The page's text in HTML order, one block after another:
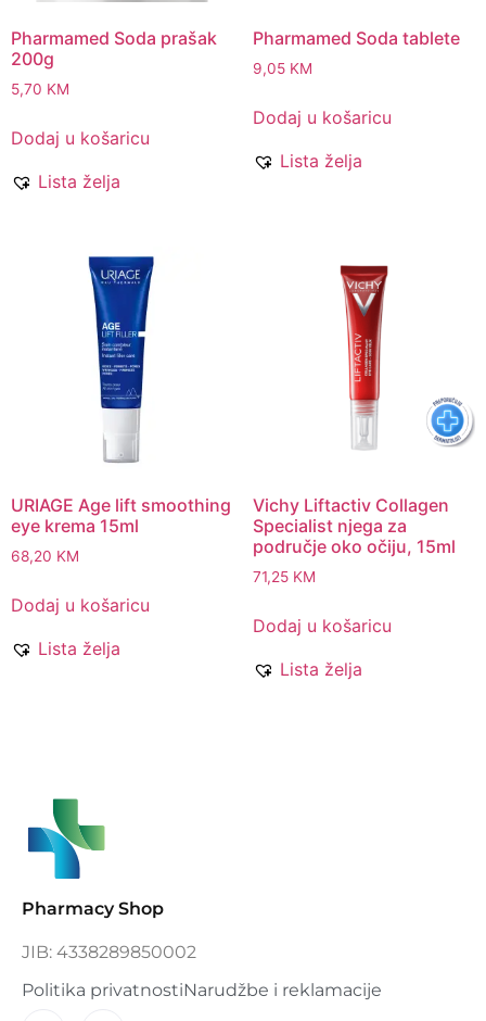
Pharmamed Soda prašak
200g
5,70 KM
Dodaj u košaricu
Lista želja
Pharmamed Soda tablete
9,05 KM
Dodaj u košaricu
Lista želja
URIAGE Age lift smoothing
eye krema 15ml
68,20 KM
Dodaj u košaricu
Lista želja
Vichy Liftactiv Collagen
Specialist njega za
područje oko očiju, 15ml
71,25 KM
Dodaj u košaricu
Lista želja
Pharmacy Shop
JIB: 4338289850002
Politika privatnostiNarudžbe i reklamacije